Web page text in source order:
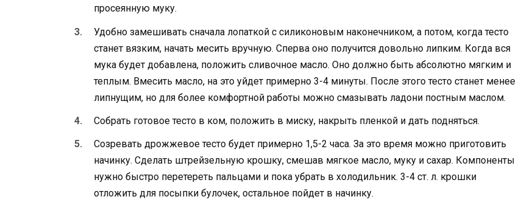
просеянную муку.
Удобно замешивать сначала лопаткой с силиконовым наконечником, а потом, когда тесто
станет вязким, начать месить вручную. Сперва оно получится довольно липким. Когда вся
мука будет добавлена, положить сливочное масло. Оно должно быть абсолютно мягким и
теплым. Вмесить масло, на это уйдет примерно 3-4 минуты. После этого тесто станет менее
липнущим, но для более комфортной работы можно смазывать ладони постным маслом.
Собрать готовое тесто в ком, положить в миску, накрыть пленкой и дать подняться.
Созревать дрожжевое тесто будет примерно 1,5-2 часа. За это время можно приготовить
начинку. Сделать штрейзельную крошку, смешав мягкое масло, муку и сахар. Компоненты
нужно быстро перетереть пальцами и пока убрать в холодильник. 3-4 ст. л. крошки
отложить для посыпки булочек, остальное пойдет в начинку.